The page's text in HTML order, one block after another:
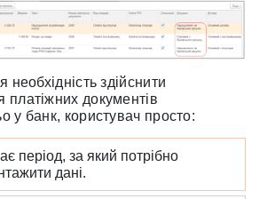
необхідність здійснити
платіжних документів
у банк, користувач просто:
період, за який потрібно
дані.